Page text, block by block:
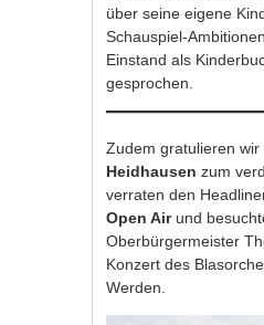
über seine eigene
Schauspiel-
Einstand als
gesprochen.
Zudem gratulieren
Heidhausen zum
verraten den
Open Air und
Oberbürgermeister
Konzert des
Werden.